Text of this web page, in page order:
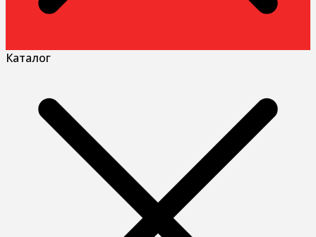
Каталог